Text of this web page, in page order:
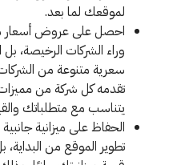
لموقعك لما بعد.
احصل على عروض أسعار
وراء الشركات
سعرية متنوعة من
تقدمه كل شركة من
يتناسب مع متطلباتك
الحفاظ على ميزانية